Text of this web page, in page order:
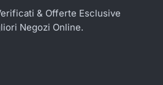
& Offerte Esclusive
Negozi Online.